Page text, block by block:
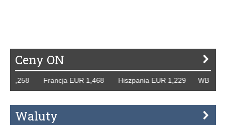
Ceny ON
Francja EUR 1,468 Hiszpania EUR 1,229 WB GBP
Waluty